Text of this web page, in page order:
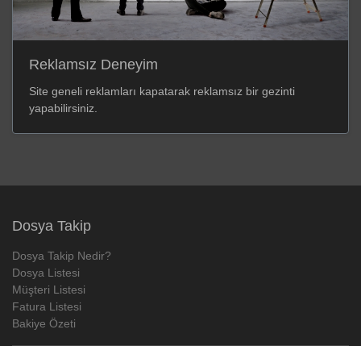
Reklamsız Deneyim
Site geneli reklamları kapatarak reklamsız bir gezinti
yapabilirsiniz.
Dosya Takip
Dosya Takip Nedir?
Dosya Listesi
Müşteri Listesi
Fatura Listesi
Bakiye Özeti